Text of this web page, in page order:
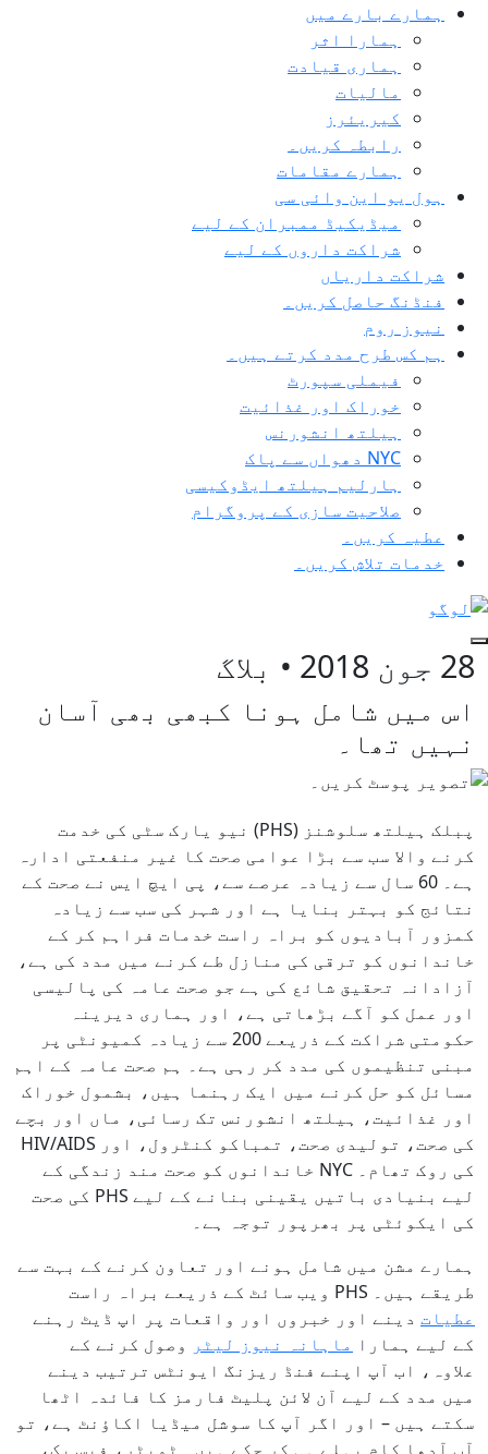
مواد
ہمارے بارے میں
ہمارا اثر
ہماری قیادت
مالیات
کیریئرز
رابطہ کریں۔
ہمارے مقامات
ہول یو این وائی سی
میڈیکیڈ ممبران کے لیے
شراکت داروں کے لیے
شراکت داریاں
فنڈنگ ​​حاصل کریں۔
نیوز روم
ہم کس طرح مدد کرتے ہیں۔
فیملی سپورٹ
خوراک اور غذائیت
ہیلتھ انشورنس
NYC دھواں سے پاک
ہارلیم ہیلتھ ایڈوکیسی
صلاحیت سازی کے پروگرام
عطیہ کریں۔
خدمات تلاش کریں۔
28 جون 2018 • بلاگ
اس میں شامل ہونا کبھی بھی آسان
نہیں تھا۔
پبلک ہیلتھ سلوشنز (PHS) نیو یارک سٹی کی خدمت
کرنے والا سب سے بڑا عوامی صحت کا غیر منفعتی ادارہ
ہے۔ 60 سال سے زیادہ عرصے سے، پی ایچ ایس نے صحت کے
نتائج کو بہتر بنایا ہے اور شہر کی سب سے زیادہ
کمزور آبادیوں کو براہ راست خدمات فراہم کر کے
خاندانوں کو ترقی کی منازل طے کرنے میں مدد کی ہے،
آزادانہ تحقیق شائع کی ہے جو صحت عامہ کی پالیسی
اور عمل کو آگے بڑھاتی ہے، اور ہماری دیرینہ
حکومتی شراکت کے ذریعے 200 سے زیادہ کمیونٹی پر
مبنی تنظیموں کی مدد کر رہی ہے۔ ہم صحت عامہ کے اہم
مسائل کو حل کرنے میں ایک رہنما ہیں، بشمول خوراک
اور غذائیت، ہیلتھ انشورنس تک رسائی، ماں اور بچے
کی صحت، تولیدی صحت، تمباکو کنٹرول، اور HIV/AIDS
کی روک تھام۔ NYC خاندانوں کو صحت مند زندگی کے
لیے بنیادی باتیں یقینی بنانے کے لیے PHS کی صحت
کی ایکوئٹی پر بھرپور توجہ ہے۔
ہمارے مشن میں شامل ہونے اور تعاون کرنے کے بہت سے
طریقے ہیں۔ PHS ویب سائٹ کے ذریعے براہ راست
عطیات دینے اور خبروں اور واقعات پر اپ ڈیٹ رہنے
کے لیے ہمارا ماہانہ نیوز لیٹر وصول کرنے کے
علاوہ، اب آپ اپنے فنڈ ریزنگ ایونٹس ترتیب دینے
میں مدد کے لیے آن لائن پلیٹ فارمز کا فائدہ اٹھا
سکتے ہیں – اور اگر آپ کا سوشل میڈیا اکاؤنٹ ہے، تو
آپ آدھا کام پہلے ہی کر چکے ہیں۔ ٹویٹر، فیس بک،